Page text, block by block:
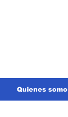
Quienes